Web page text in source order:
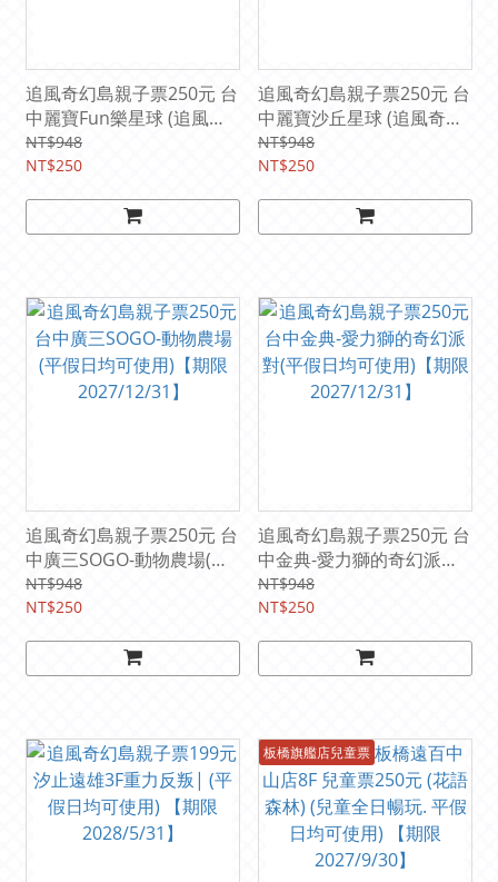
追風奇幻島親子票250元 台
中麗寶Fun樂星球 (追風奇
幻島集團) (平假日均可使
用) 【期限2027/5/31】
NT$948
NT$250
追風奇幻島親子票250元 台
中麗寶沙丘星球 (追風奇幻
島集團) (平假日均可使用)
【期限2027/9/30】
NT$948
NT$250
追風奇幻島親子票250元 台
中廣三SOGO-動物農場(平
假日均可使用)【期限
2027/12/31】
NT$948
NT$250
追風奇幻島親子票250元 台
中金典-愛力獅的奇幻派對
(平假日均可使用)【期限
2027/12/31】
NT$948
NT$250
板橋旗艦店兒童票